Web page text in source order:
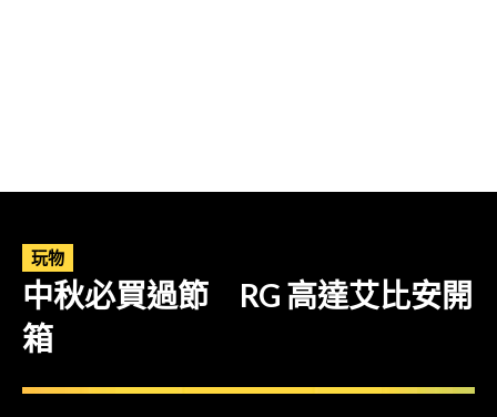
玩物
中秋必買過節 RG 高達艾比安開
箱